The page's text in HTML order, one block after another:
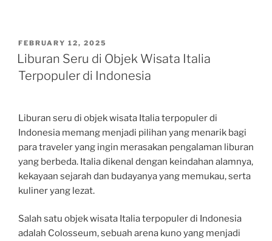
POSTED
ON
FEBRUARY 12, 2025
Liburan Seru di Objek Wisata Italia
Terpopuler di Indonesia
Liburan seru di objek wisata Italia terpopuler di
Indonesia memang menjadi pilihan yang menarik bagi
para traveler yang ingin merasakan pengalaman liburan
yang berbeda. Italia dikenal dengan keindahan alamnya,
kekayaan sejarah dan budayanya yang memukau, serta
kuliner yang lezat.
Salah satu objek wisata Italia terpopuler di Indonesia
adalah Colosseum, sebuah arena kuno yang menjadi